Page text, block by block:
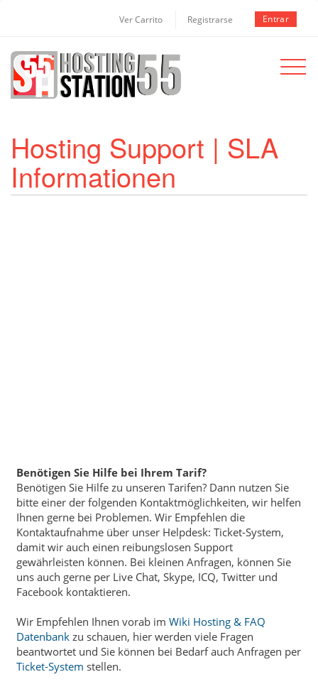
Ver Carrito Registrarse Entrar
Toggle
Hosting Support | SLA
Informationen
Benötigen Sie Hilfe bei Ihrem Tarif?
Benötigen Sie Hilfe zu unseren Tarifen? Dann nutzen Sie
bitte einer der folgenden Kontaktmöglichkeiten, wir helfen
Ihnen gerne bei Problemen. Wir Empfehlen die
Kontaktaufnahme über unser Helpdesk: Ticket-System,
damit wir auch einen reibungslosen Support
gewährleisten können. Bei kleinen Anfragen, können Sie
uns auch gerne per Live Chat, Skype, ICQ, Twitter und
Facebook kontaktieren.
Wir Empfehlen Ihnen vorab im Wiki Hosting & FAQ
Datenbank zu schauen, hier werden viele Fragen
beantwortet und Sie können bei Bedarf auch Anfragen per
Ticket-System stellen.